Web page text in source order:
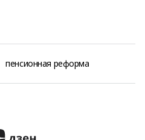
пенсионная реформа